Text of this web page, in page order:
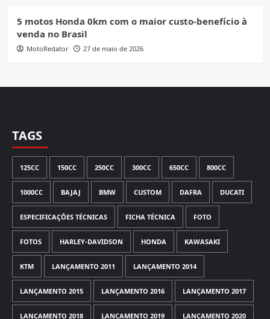
5 motos Honda 0km com o maior custo-benefício à
venda no Brasil
MotoRedator 27 de maio de 2026
TAGS
125CC 150CC 250CC 300CC 650CC 800CC
1000CC BAJAJ BMW CUSTOM DAFRA DUCATI
ESPECIFICAÇÕES TÉCNICAS FICHA TÉCNICA FOTO
FOTOS HARLEY-DAVIDSON HONDA KAWASAKI
KTM LANÇAMENTO 2011 LANÇAMENTO 2014
LANÇAMENTO 2015 LANÇAMENTO 2016 LANÇAMENTO 2017
LANÇAMENTO 2018 LANÇAMENTO 2019 LANÇAMENTO 2020